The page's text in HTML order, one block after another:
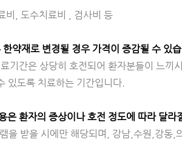
비, 도수치료비 , 검사비 등
약재로 변경될 경우 가격이 증감될 수 있
기간은 상당히 호전되어 환자분들이 느끼
있도록 치료하는 기간입니다.
은 환자의 증상이나 호전 정도에 따라 달라
을 받을 시에만 해당되며, 강남,수원,강동,